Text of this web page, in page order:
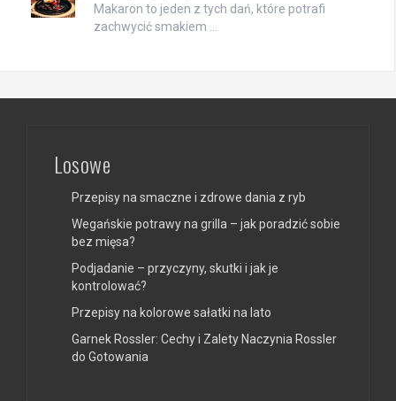
Makaron to jeden z tych dań, które potrafi
zachwycić smakiem …
Losowe
Przepisy na smaczne i zdrowe dania z ryb
Wegańskie potrawy na grilla – jak poradzić sobie
bez mięsa?
Podjadanie – przyczyny, skutki i jak je
kontrolować?
Przepisy na kolorowe sałatki na lato
Garnek Rossler: Cechy i Zalety Naczynia Rossler
do Gotowania